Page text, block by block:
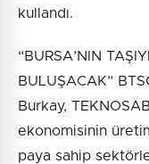
kullandı.
“BURSA’NIN
BULUŞACAK”
Burkay,
ekonomisinin
paya sahip